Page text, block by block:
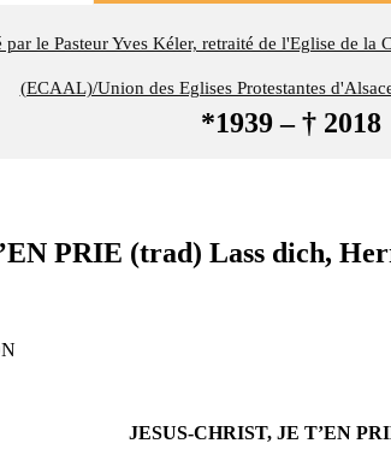
par le Pasteur Yves Kéler, retraité de l'Eglise de
(ECAAL)/Union des Eglises Protestantes
*1939 – † 2018
PRIE (trad) Lass dich,
JESUS-CHRIST, JE T’EN